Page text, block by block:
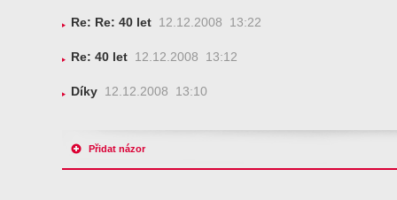
Re: Re: 40 let 12.12.2008 13:22
Re: 40 let 12.12.2008 13:12
Díky 12.12.2008 13:10
Přidat názor